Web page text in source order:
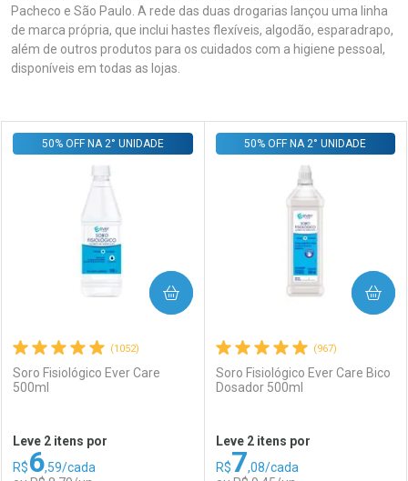
Pacheco e São Paulo. A rede das duas drogarias lançou uma linha
de marca própria, que inclui hastes flexíveis, algodão, esparadrapo,
além de outros produtos para os cuidados com a higiene pessoal,
disponíveis em todas as lojas.
Prateleira
(1052)
Soro Fisiológico Ever Care
500ml
50% OFF NA 2° UNIDADE
Leve 2 itens por
R$6,59/cada
COMPRAR
(967)
Soro Fisiológico Ever Care Bico
Dosador 500ml
50% OFF NA 2° UNIDADE
Leve 2 itens por
R$7,08/cada
COMPRAR